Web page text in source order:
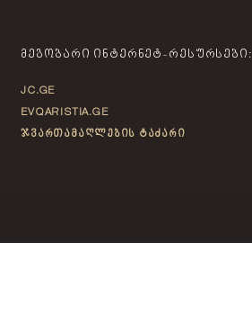
ᲛᲔᲒᲝᲑᲐᲠᲘ ᲘᲜᲢᲔᲠᲜᲔᲢ-ᲠᲔᲡᲣᲠᲡᲔᲑᲘ:
JC.GE
EVQARISTIA.GE
ჯვართამაღლების ტაძარი